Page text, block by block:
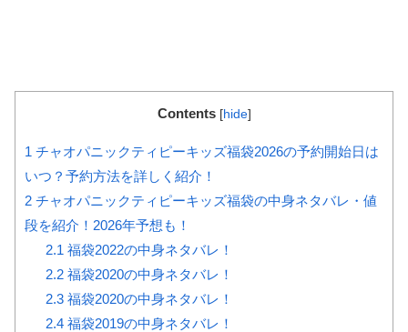
Contents [hide]
1 チャオパニックティピーキッズ福袋2026の予約開始日は
いつ？予約方法を詳しく紹介！
2 チャオパニックティピーキッズ福袋の中身ネタバレ・値
段を紹介！2026年予想も！
2.1 福袋2022の中身ネタバレ！
2.2福袋2020の中身ネタバレ！
2.3福袋2020の中身ネタバレ！
2.4福袋2019の中身ネタバレ！